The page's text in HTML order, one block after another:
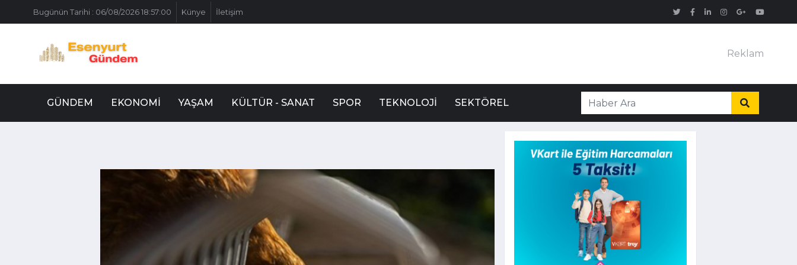
Bugünün Tarihi : 06/08/2026 18:57:00 Künye İletişim
Reklam
GÜNDEM EKONOMI YAŞAM KÜLTÜR - SANAT SPOR TEKNOLOJI SEKTÖREL